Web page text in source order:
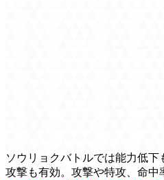
ソウリョクバトルでは能力低
攻撃も有効。攻撃や特攻、命中